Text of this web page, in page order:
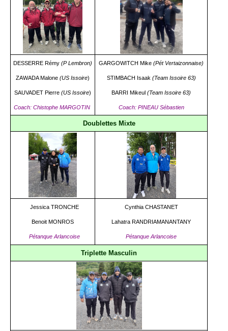
DESSERRE Rémy (P Lembron)
ZAWADA Malone (US Issoire)
SAUVADET Pierre (US Issoire)
Coach: Chistophe MARGOTIN
GARGOWITCH Mike (Pét Vertaizonnaise)
STIMBACH Isaak (Team Issoire 63)
BARRI Mikeul (Team Issoire 63)
Coach: PINEAU Sébastien
Doublettes Mixte
Jessica TRONCHE
Benoit MONROS
Pétanque Arlancoise
Cynthia CHASTANET
Lahatra RANDRIAMANANTANY
Pétanque Arlancoise
Triplette Masculin
2024
Assemblée générale 2024
Réunion du 10 novembre 2023
Réunion du 1er décembre 2023
Assemblée Générale 2023
Prévention violences dans le sport
Contrat d'engagement républicain
Triplettes Mixtes
Triplettes Promotion
Triplettes Vétérans
4ème tour CDF Jeu Provençal
Arbitre
Concours
Divers